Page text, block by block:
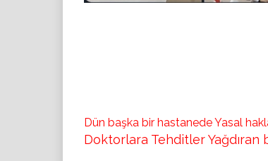
Dün başka bir hastanede Yasal
Doktorlara Tehditler